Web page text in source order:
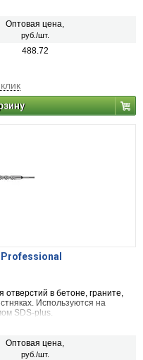
Оптовая цена,
руб./шт.
488.72
Professional
в бетоне, граните,
Используются на
SDS-plus.
Оптовая цена,
руб./шт.